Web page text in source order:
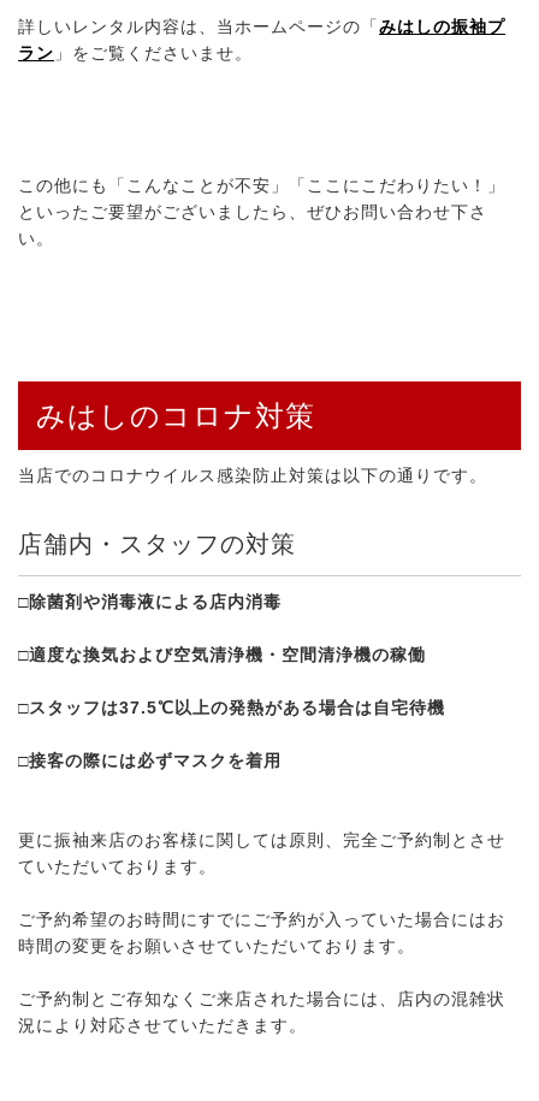
詳しいレンタル内容は、当ホームページの「みはしの振袖プ
ラン 」をご覧くださいませ。
この他にも「こんなことが不安」「ここにこだわりたい！」
といったご要望がございましたら、ぜひお問い合わせ下さ
い。
みはしのコロナ対策
当店でのコロナウイルス感染防止対策は以下の通りです。
店舗内・スタッフの対策
□除菌剤や消毒液による店内消毒
□適度な換気および空気清浄機・空間清浄機の稼働
□スタッフは37.5℃以上の発熱がある場合は自宅待機
□接客の際には必ずマスクを着用
更に振袖来店のお客様に関しては原則、完全ご予約制とさせ
ていただいております。
ご予約希望のお時間にすでにご予約が入っていた場合にはお
時間の変更をお願いさせていただいております。
ご予約制とご存知なくご来店された場合には、店内の混雑状
況により対応させていただきます。